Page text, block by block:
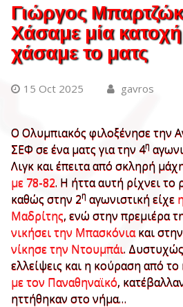
Γιώργος
Χάσαμε μία κατοχή
χάσαμε το ματς
15 Oct 2025 gavros
Ο Ολυμπιακός φιλοξένησε την
ΣΕΦ σε ένα ματς για την 4η
Λιγκ και έπειτα από σκληρή
με 78-82. Η ήττα αυτή ρίχνει το
καθώς στην 2η αγωνιστική είχε
Μαδρίτης, ενώ στην πρεμιέρα
νικήσει την Μπασκόνιακαι
νίκησε την Ντουμπάι. Δυστυχώς
ελλείψεις και η κούραση από το
με τον Παναθηναϊκό,
ηττήθηκαν στο νήμα…